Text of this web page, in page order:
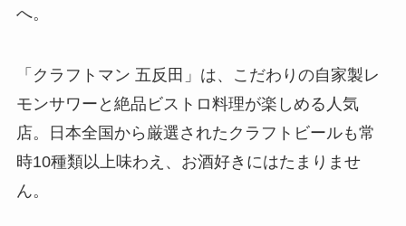
へ。
「クラフトマン 五反田」は、こだわりの自家製レ
モンサワーと絶品ビストロ料理が楽しめる人気
店。日本全国から厳選されたクラフトビールも常
時10種類以上味わえ、お酒好きにはたまりませ
ん。